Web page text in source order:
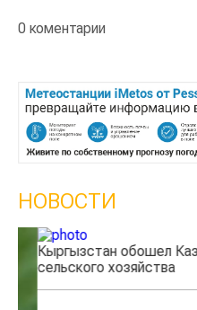
0 коментарии
НОВОСТИ
Кыргызстан обошел
сельского хозяйства